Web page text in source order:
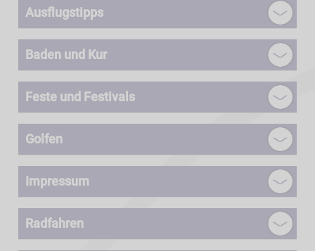
Ausflugstipps
Baden und Kur
Feste und Festivals
Golfen
Impressum
Radfahren